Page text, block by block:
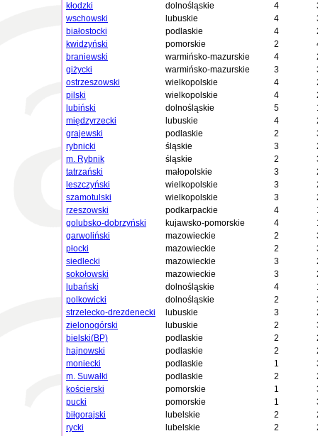
kłodzki
dolnośląskie 4
wschowski
lubuskie 4
białostocki
podlaskie 4
kwidzyński
pomorskie 2
braniewski
warmińsko-mazurskie 4
giżycki
warmińsko-mazurskie 3
ostrzeszowski
wielkopolskie 4
pilski
wielkopolskie 4
lubiński
dolnośląskie 5
międzyrzecki
lubuskie 4
grajewski
podlaskie 2
rybnicki
śląskie 3
m. Rybnik
śląskie 2
tatrzański
małopolskie 3
leszczyński
wielkopolskie 3
szamotulski
wielkopolskie 3
rzeszowski
podkarpackie 4
golubsko-dobrzyński
kujawsko-pomorskie 4
garwoliński
mazowieckie 2
płocki
mazowieckie 2
siedlecki
mazowieckie 3
sokołowski
mazowieckie 3
lubański
dolnośląskie 4
polkowicki
dolnośląskie 2
strzelecko-drezdenecki
lubuskie 3
zielonogórski
lubuskie 2
bielski(BP)
podlaskie 2
hajnowski
podlaskie 2
moniecki
podlaskie 1
m. Suwałki
podlaskie 2
kościerski
pomorskie 1
pucki
pomorskie 1
biłgorajski
lubelskie 2
rycki
lubelskie 2